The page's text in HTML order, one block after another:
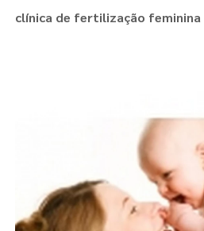
clínica de fertilização feminina